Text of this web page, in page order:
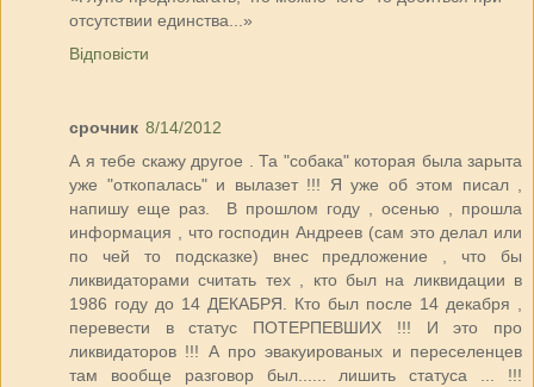
отсутствии единства...»
Відповісти
срочник 8/14/2012
А я тебе скажу другое . Та "собака" которая была зарыта
уже "откопалась" и вылазет !!! Я уже об этом писал ,
напишу еще раз. В прошлом году , осенью , прошла
информация , что господин Андреев (сам это делал или
по чей то подсказке) внес предложение , что бы
ликвидаторами считать тех , кто был на ликвидации в
1986 году до 14 ДЕКАБРЯ. Кто был после 14 декабря ,
перевести в статус ПОТЕРПЕВШИХ !!! И это про
ликвидаторов !!! А про эвакуированых и переселенцев
там вообще разговор был...... лишить статуса ... !!!